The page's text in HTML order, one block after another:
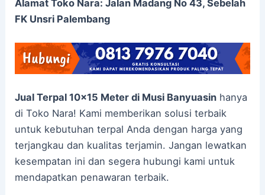
Alamat Toko Nara: Jalan Madang No 43, Sebelah
FK Unsri Palembang
Jual Terpal 10×15 Meter di Musi Banyuasin hanya
di Toko Nara! Kami memberikan solusi terbaik
untuk kebutuhan terpal Anda dengan harga yang
terjangkau dan kualitas terjamin. Jangan lewatkan
kesempatan ini dan segera hubungi kami untuk
mendapatkan penawaran terbaik.